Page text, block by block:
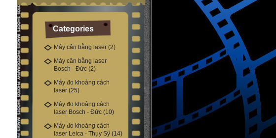
Categories
Máy cân bằng laser (2)
Máy cân bằng laser
Bosch - Đức (2)
Máy đo khoảng cách
laser (25)
Máy đo khoảng cách
laser Bosch - Đức (10)
Máy đo khoảng cách
laser Leica - Thụy Sỹ (14)